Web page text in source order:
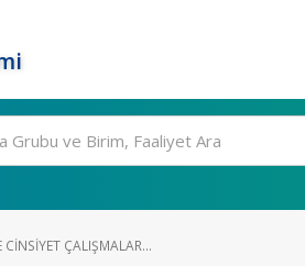
ÇALIŞMALAR...